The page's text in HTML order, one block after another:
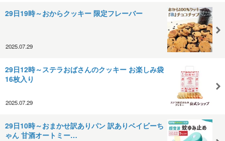
29日19時～おからクッキー 限定フレーバー
2025.07.29
29日12時～ ステラおばさんのクッキー お楽しみ袋
16枚入り
2025.07.29
29日10時～おまかせ訳ありパン 訳ありベイビーち
ゃん 甘酒オートミー…